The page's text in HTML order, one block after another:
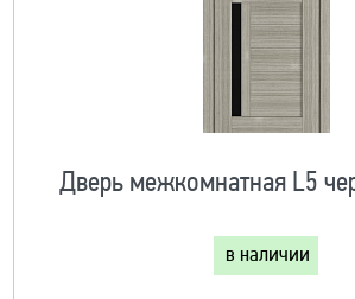
Дверь межкомнатная L5
в наличии